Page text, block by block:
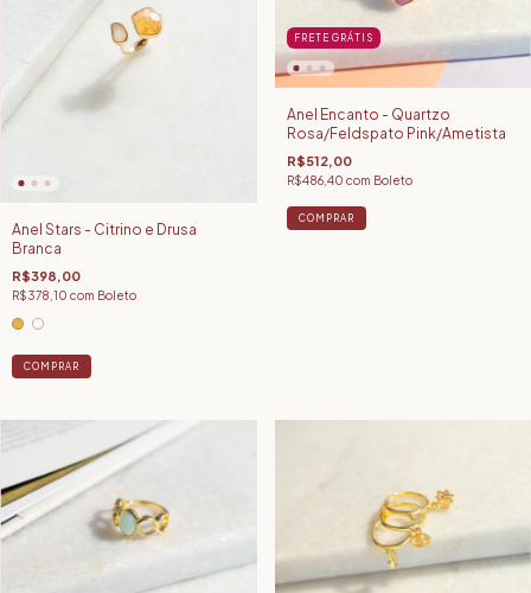
Anel Stars - Citrino e Drusa
Branca
R$398,00
R$378,10 com Boleto
COMPRAR
FRETE GRÁTIS
Anel Encanto - Quartzo
Rosa/Feldspato Pink/Ametista
R$512,00
R$486,40 com Boleto
COMPRAR